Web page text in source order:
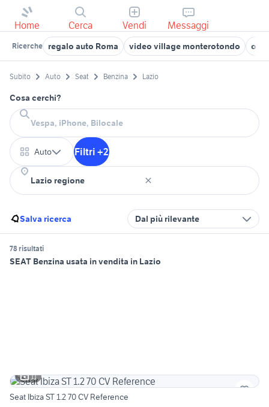
Home Cerca Vendi Messaggi
Ricerche regalo auto Roma video village monterotondo
Subito Auto Seat Benzina Lazio
Cosa cerchi?
Auto Filtri +2
Salva ricerca Dal più rilevante
78 risultati
SEAT Benzina usata in vendita in Lazio
11
Seat Ibiza ST 1.2 70 CV Reference